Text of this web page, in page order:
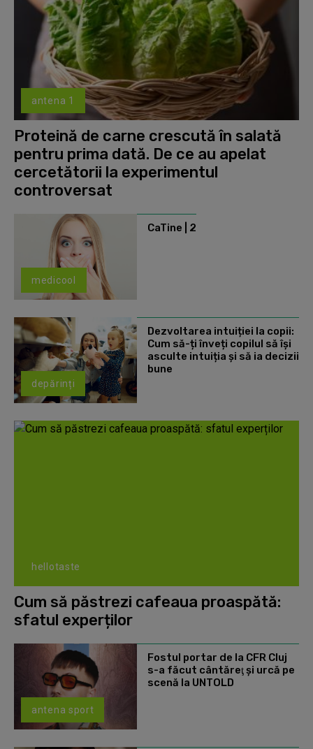
antena 1
Proteină de carne crescută în salată
pentru prima dată. De ce au apelat
cercetătorii la experimentul
controversat
medicool
CaTine | 2
depărinți
Dezvoltarea intuiției la copii:
Cum să-ți înveți copilul să își
asculte intuiția și să ia decizii
bune
hellotaste
Cum să păstrezi cafeaua proaspătă:
sfatul experților
antena sport
Fostul portar de la CFR Cluj
s-a făcut cântăreţ şi urcă pe
scenă la UNTOLD